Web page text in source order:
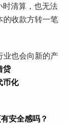
清算，也无法
的收款方转一笔
业也会向新的产
贷
币化
安全感吗？